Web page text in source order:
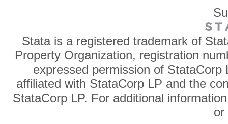
Stata is a registered trademark of
Property Organization, registration
expressed permission of
affiliated with StataCorp LP and the
StataCorp LP. For additional
or